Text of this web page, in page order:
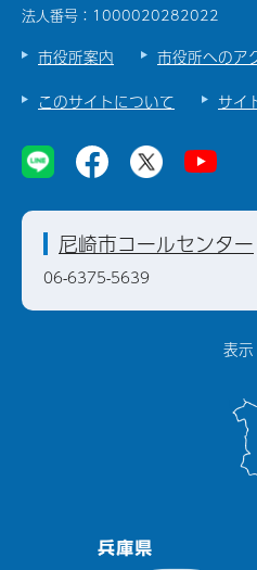
法人番号：1000020282022
市役所案内 市役所へのア
このサイトについて
サイ
表示
尼崎市コールセンター
06-6375-5639